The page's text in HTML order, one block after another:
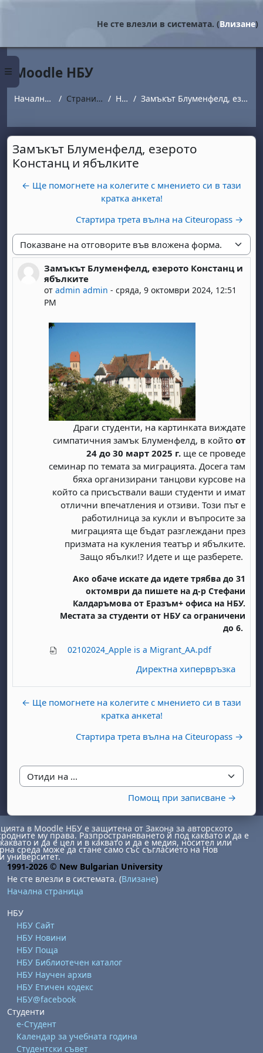
Страничен панел
Не сте влезли в системата. (Влизане)
Moodle НБУ
Начална страница Страници от сайта Новини Замъкът Блуменфелд, езерото Констанц и ябълките
Замъкът Блуменфелд, езерото
Констанц и ябълките
← Ще помогнете на колегите с мнението си в тази
кратка анкета!
Стартира трета вълна на Citeuropass →
Начин на показване
Замъкът Блуменфелд, езерото Констанц и
ябълките
от admin admin - сряда, 9 октомври 2024, 12:51
PM
Number of replies: 0
Драги студенти, на картинката виждате
симпатичния замък Блуменфелд, в който от
24 до 30 март 2025 г. ще се проведе
семинар по темата за миграцията. Досега там
бяха организирани танцови курсове на
който са присъствали ваши студенти и имат
отлични впечатления и отзиви. Този път е
работилница за кукли и въпросите за
миграцията ще бъдат разглеждани през
призмата на кукления театър и ябълките.
Защо ябълки!? Идете и ще разберете.
Ако обаче искате да идете трябва до 31
октомври да пишете на д-р Стефани
Калдаръмова от Еразъм+ офиса на НБУ.
Местата за студенти от НБУ са ограничени
до 6.
02102024_Apple is a Migrant_AA.pdf
Директна хипервръзка
← Ще помогнете на колегите с мнението си в тази
кратка анкета!
Стартира трета вълна на Citeuropass →
Отиди на ...
Помощ при записване →
8 август
неделя, 9 август
август
август
22 август
неделя, 23 август
август
август
29 август
неделя, 30 август
в Moodle НБУ е защитена от Закона за авторското
му права. Разпространяването й под каквато и да е
и да е цел и в каквато и да е медия, носител или
среда може да стане само със съгласието на Нов
университет.
1991-2026 © New Bulgarian University
Не сте влезли в системата. (Влизане)
Начална страница
НБУ
НБУ Сайт
НБУ Новини
НБУ Поща
НБУ Библиотечен каталог
НБУ Научен архив
НБУ Етичен кодекс
НБУ@facebook
Студенти
е-Студент
Календар за учебната година
Студентски съвет